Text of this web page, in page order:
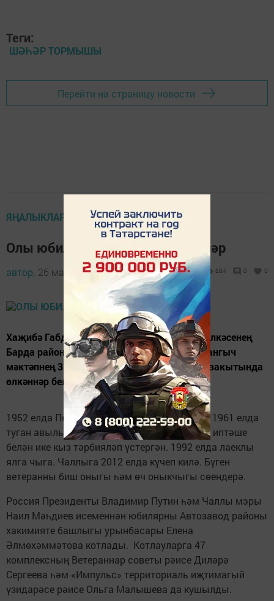
Теги:
ШӘҺӘР ТОРМЫШЫ
Перейти на страницу новости
ЯҢАЛЫКЛАР ТАСМАСЫ
Олы юбилее белән тәбрикләделәр
автор, 26 март 2022 - 10:21 884 0 0
Хаҗибә Габдулхан кызы Митриева Пермь өлкәсенең
Барда районы Әрҗән авылында туа. Башлангыч
мәктәпнең 3 сыйныфын тәмамлый. Сугыш вакытында
өлкәннәр белән колхозда эшли.
1952 елда Пермь шәһәренә төзелешкә китә, 1961 елда
туган авылына кайта, кияүгә чыга. Тормыш иптәше
белән ике кыз тәрбияләп үстергән. 1992 елда лаеклы
ялга чыга. Чаллыга 2012 елда күчеп килә. Бүген
ветеранны биш оныгы һәм өч оныкчыгы сөендерә.
Россия Президенты Владимир Путин һәм Чаллы мэры
Наил Мәһдиев исеменнән юбилярны Автозавод районы
хакимияте башлыгы урынбасары Елена
Әлмөхәммәтова котлады. Котлауларга 47
комплексның Ветераннар советы рәисе Диләрә
Сергеева һәм «Импульс» территориаль иҗтимагый
үзидарәсе рәисе Ольга Малышева да кушылды.